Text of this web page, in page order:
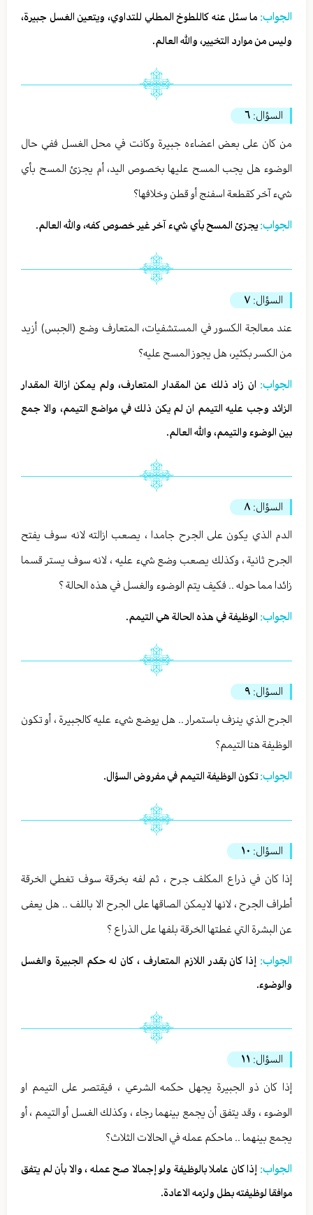
الجواب: ما سئل عنه كاللطوخ المطلي للتداوي، ويتعين الغسل جبيرة،
وليس من موارد التخيير، والله العالم.
السؤال: ٦
من كان على بعض اعضاءه جبيرة وكانت في محل الغسل ففي حال
الوضوء هل يجب المسح عليها بخصوص اليد، أم يجزئ المسح بأي
شيء آخر كقطعة اسفنج أو قطن وخلافها؟
الجواب: يجزئ المسح بأي شيء آخر غير خصوص كفه، والله العالم.
السؤال: ٧
عند معالجة الكسور في المستشفيات، المتعارف وضع (الجبس) أزيد
من الكسر بكثير، هل يجوز المسح عليه؟
الجواب: ان زاد ذلك عن المقدار المتعارف، ولم يمكن ازالة المقدار
الزائد وجب عليه التيمم ان لم يكن ذلك في مواضع التيمم، والا جمع
بين الوضوء والتيمم، والله العالم.
السؤال: ٨
الدم الذي يكون على الجرح جامدا ، يصعب ازالته لانه سوف يفتح
الجرح ثانية ، وكذلك يصعب وضع شيء عليه ، لانه سوف يستر قسما
زائدا مما حوله .. فكيف يتم الوضوء والغسل في هذه الحالة ؟
الجواب: الوظيفة في هذه الحالة هي التيمم.
السؤال: ٩
الجرح الذي ينزف باستمرار .. هل يوضع شيء عليه كالجبيرة ، أو تكون
الوظيفة هنا التيمم؟
الجواب:تكون الوظيفة التيمم في مفروض السؤال.
السؤال: ١٠
إذا كان في ذراع المكلف جرح ، ثم لفه بخرقة سوف تغطي الخرقة
أطراف الجرح ، لانها لايمكن الصاقها على الجرح الا باللف .. هل يعفى
عن البشرة التي غطتها الخرقة بلفها على الذراع ؟
الجواب: إذا كان بقدر اللازم المتعارف ، كان له حكم الجبيرة والغسل
والوضوء.
السؤال: ١١
إذا كان ذو الجبيرة يجهل حكمه الشرعي ، فيقتصر على التيمم او
الوضوء ، وقد يتفق أن يجمع بينهما رجاء ، وكذلك الغسل أو التيمم ، أو
يجمع بينهما .. ماحكم عمله في الحالات الثلاث؟
الجواب: إذا كان عاملا بالوظيفة ولو إجمالا صح عمله ، والا بأن لم يتفق
موافقا لوظيفته بطل ولزمه الاعادة.